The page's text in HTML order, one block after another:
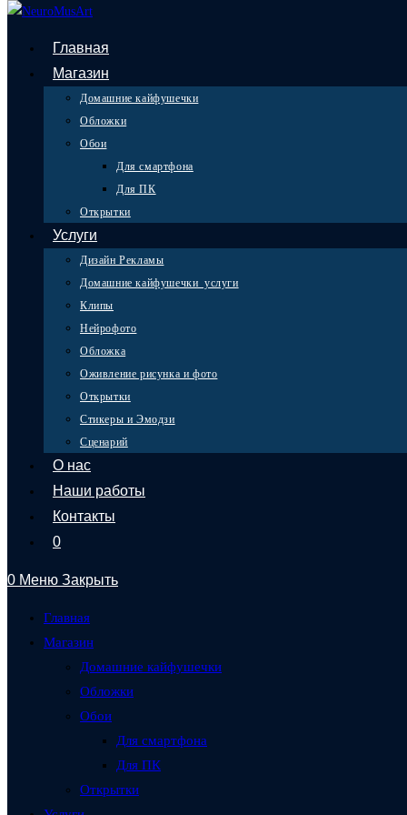
Перейти к содержимому
Главная
Магазин
Домашние кайфушечки
Обложки
Обои
Для смартфона
Для ПК
Открытки
Услуги
Дизайн Рекламы
Домашние кайфушечки_услуги
Клипы
Нейрофото
Обложка
Оживление рисунка и фото
Открытки
Стикеры и Эмодзи
Сценарий
О нас
Наши работы
Контакты
0
0 Меню Закрыть
Главная
Магазин
Домашние кайфушечки
Обложки
Обои
Для смартфона
Для ПК
Открытки
АвтоТема
КУПИТЬ
Скачать приложение